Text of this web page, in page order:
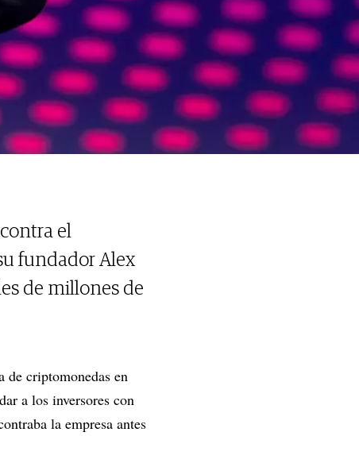
el
fundador Alex
de millones de
de criptomonedas en
a los inversores con
la empresa antes